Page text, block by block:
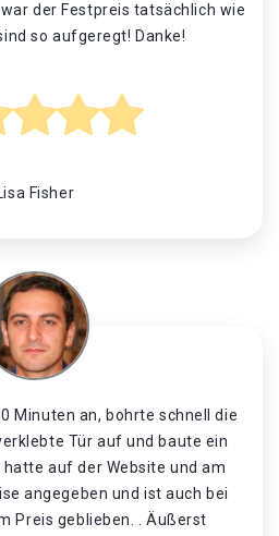
der Festpreis tatsächlich wie
so aufgeregt! Danke!
Fisher
Minuten an, bohrte schnell die
Tür auf und baute ein
hatte auf der Website und am
angegeben und ist auch bei
Preis geblieben. . Äußerst